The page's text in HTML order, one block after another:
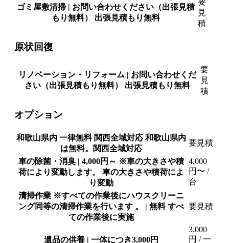
ゴミ屋敷清掃 | お問い合わせください（出張見積
もり無料） 出張見積もり無料
見
積
原状回復
リノベーション・リフォーム | お問い合わせくだ
さい（出張見積もり無料） 出張見積もり無料
要
見
積
オプション
和歌山県内 一律無料 関西全域対応 和歌山県内
は無料。関西全域対応
要見積
車の除菌・消臭 | 4,000円～ ※車の大きさや積
荷により変動します。 車の大きさや積荷によ
り変動
4,000
円〜 /
台
清掃作業 ※すべての作業後にハウスクリーニ
ング同等の清掃作業を行います 。 | 無料すべ
ての作業後に実施
要見積
遺品の供養 | 一体につき3,000円
3,000
円 / 一